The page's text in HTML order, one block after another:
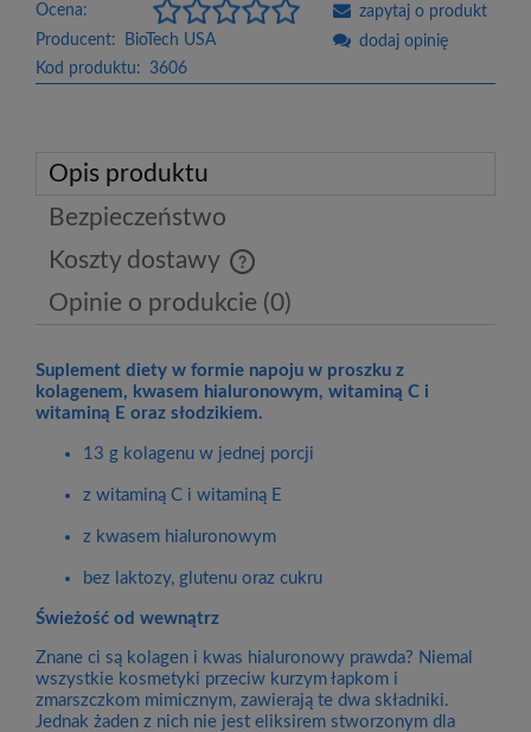
Ocena:
Producent:
BioTech USA
Kod produktu:
3606
zapytaj o produkt
dodaj opinię
Opis produktu
Bezpieczeństwo
Koszty dostawy
Cena nie zawiera ewentualnych kosztów płatności
Opinie o produkcie (0)
Suplement diety w formie napoju w proszku z
kolagenem, kwasem hialuronowym, witaminą C i
witaminą E oraz słodzikiem.
13 g kolagenu w jednej porcji
z witaminą C i witaminą E
z kwasem hialuronowym
bez laktozy, glutenu oraz cukru
Świeżość od wewnątrz
Znane ci są kolagen i kwas hialuronowy prawda? Niemal
wszystkie kosmetyki przeciw kurzym łapkom i
zmarszczkom mimicznym, zawierają te dwa składniki.
Jednak żaden z nich nie jest eliksirem stworzonym dla